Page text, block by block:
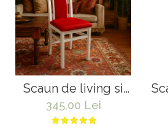
Scaun de living si
bucatarie, SB Tim,
din lemn masiv fag,
345,00 Lei